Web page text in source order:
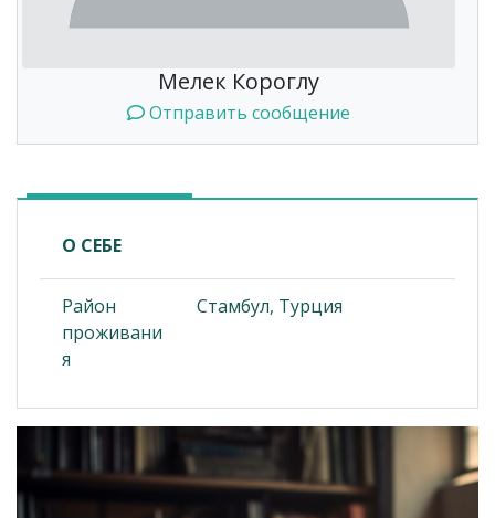
Мелек Короглу
Отправить сообщение
О СЕБЕ
Район
проживани
я
Стамбул, Турция